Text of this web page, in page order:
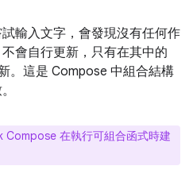
輸入文字，會發現沒有任何作
不會自行更新，只有在其中的
。這是 Compose 中組合結構
Compose 在執行可組合函式時建